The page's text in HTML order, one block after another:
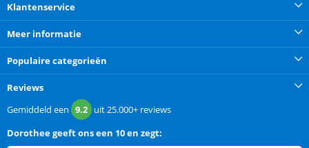
Klantenservice
Meer informatie
Populaire categorieën
Reviews
Gemiddeld een 9.2 uit25.000+ reviews
Dorotheegeeft ons een 10 en zegt: